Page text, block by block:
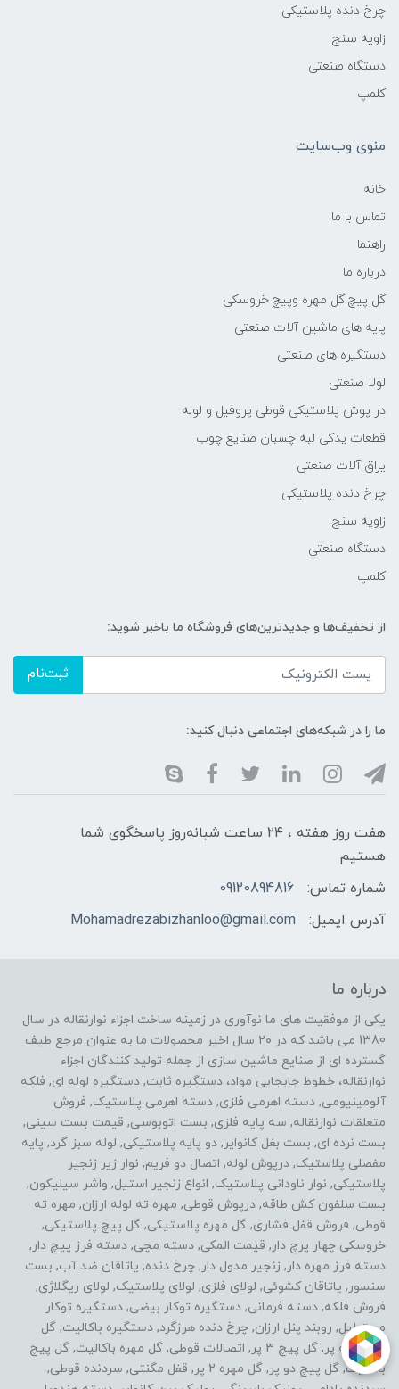
چرخ دنده پلاستیکی
زاویه سنج
دستگاه صنعتی
کلمپ
منوی وب‌سایت
خانه
تماس با ما
راهنما
درباره ما
گل پیچ گل مهره وپیچ خروسکی
پایه های ماشین آلات صنعتی
دستگیره های صنعتی
لولا صنعتی
در پوش پلاستیکی قوطی پروفیل و لوله
قطعات یدکی لبه چسبان صنایع چوب
یراق آلات صنعتی
چرخ دنده پلاستیکی
زاویه سنج
دستگاه صنعتی
کلمپ
از تخفیف‌ها و جدیدترین‌های فروشگاه ما باخبر شوید:
ثبت‌نام
ما را در شبکه‌های اجتماعی دنبال کنید:
هفت روز هفته ، ۲۴ ساعت شبانه‌روز پاسخگوی شما
هستیم
شماره تماس:
09120894816
آدرس ایمیل:
Mohamadrezabizhanloo@gmail.com
درباره ما
یکی از موفقیت های ما نوآوری در زمینه ساخت اجزاء نوارنقاله در سال
1380 می باشد که در ۲۰ سال اخیر محصولات ما به عنوان مرجع طیف
گسترده ای از صنایع ماشین سازی از جمله تولید کنندگان اجزاء
نوارنقاله، خطوط جابجایی مواد، دستگیره ثابت, دستگیره لوله ای, فلکه
آلومینیومی, دسته اهرمی فلزی, دسته اهرمی پلاستیک, فروش
متعلقات نوارنقاله, سه پایه فلزی, بست اتوبوسی, قیمت بست سینی,
بست نرده ای, بست بغل کانوایر, دو پایه پلاستیکی, لوله سبز گرد, پایه
مفصلی پلاستیک, درپوش لوله, اتصال دو فریم, نوار زیر زنجیر
پلاستیکی, نوار ناودانی پلاستیک, انواع زنجیر استیل, واشر سیلیکون,
بست سلفون کش طاقه, درپوش قوطی, مهره ته لوله ارزان, مهره ته
قوطی, فروش قفل فشاری, گل مهره پلاستیکی, گل پیچ پلاستیکی,
خروسکی چهار پرچ دار, قیمت المکی, دسته مچی, دسته فرز پیچ دار,
دسته فرز مهره دار, زنجیر مدول دار, چرخ دنده, یاتاقان ضد آب, بست
سنسور, یاتاقان کشوئی, لولای فلزی, لولای پلاستیک, لولای ریگلاژی,
فروش فلکه, دسته فرمانی, دستگیره توکار بیضی, دستگیره توکار
مستطیل, روبند پنل ارزان, چرخ دنده هرزگرد, دستگیره باکالیت, گل
مهره سه پر, گل پیچ 3 پر, اتصالات قوطی, گل مهره باکالیت, گل پیچ
باکالیت, گل پیچ دو پر, گل مهره 2 پر, قفل مگنتی, سردنده قوطی,